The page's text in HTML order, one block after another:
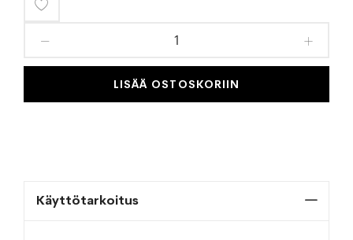
toivelistaan
LISÄÄ OSTOSKORIIN
Käyttötarkoitus